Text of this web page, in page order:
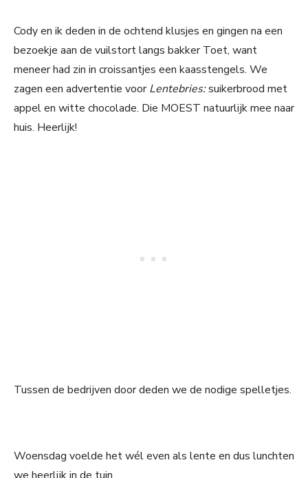
Cody en ik deden in de ochtend klusjes en gingen na een
bezoekje aan de vuilstort langs bakker Toet, want
meneer had zin in croissantjes een kaasstengels. We
zagen een advertentie voorLentebries:suikerbrood met
appel en witte chocolade. Die MOEST natuurlijk mee naar
huis. Heerlijk!
Tussen de bedrijven door deden we de nodige spelletjes.
Woensdag voelde het wél even als lente en dus lunchten